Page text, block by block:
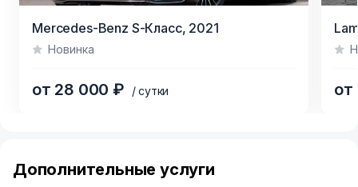
Mercedes-Benz S-Класс, 2021
Новинка
от 28 000 ₽ / сутки
of
6
Дополнительные услуги